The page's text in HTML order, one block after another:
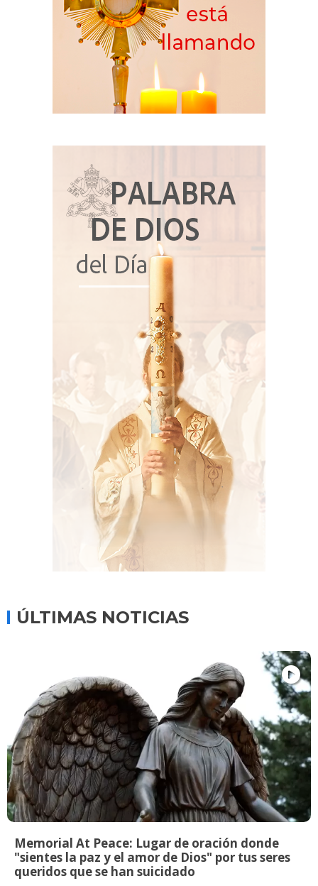
ÚLTIMAS NOTICIAS
Memorial At Peace: Lugar de oración donde
"sientes la paz y el amor de Dios" por tus seres
queridos que se han suicidado